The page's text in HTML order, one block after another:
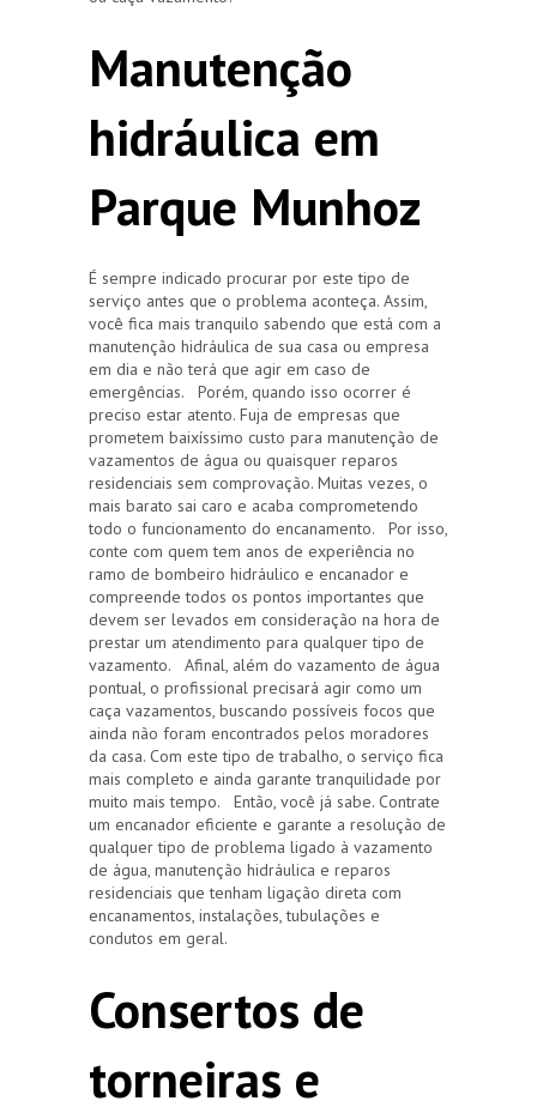
Manutenção
hidráulica em
Parque Munhoz
É sempre indicado procurar por este tipo de
serviço antes que o problema aconteça. Assim,
você fica mais tranquilo sabendo que está com a
manutenção hidráulica de sua casa ou empresa
em dia e não terá que agir em caso de
emergências. Porém, quando isso ocorrer é
preciso estar atento. Fuja de empresas que
prometem baixíssimo custo para manutenção de
vazamentos de água ou quaisquer reparos
residenciais sem comprovação. Muitas vezes, o
mais barato sai caro e acaba comprometendo
todo o funcionamento do encanamento. Por isso,
conte com quem tem anos de experiência no
ramo de bombeiro hidráulico e encanador e
compreende todos os pontos importantes que
devem ser levados em consideração na hora de
prestar um atendimento para qualquer tipo de
vazamento. Afinal, além do vazamento de água
pontual, o profissional precisará agir como um
caça vazamentos, buscando possíveis focos que
ainda não foram encontrados pelos moradores
da casa. Com este tipo de trabalho, o serviço fica
mais completo e ainda garante tranquilidade por
muito mais tempo. Então, você já sabe. Contrate
um encanador eficiente e garante a resolução de
qualquer tipo de problema ligado à vazamento
de água, manutenção hidráulica e reparos
residenciais que tenham ligação direta com
encanamentos, instalações, tubulações e
condutos em geral.
Consertos de
torneiras e